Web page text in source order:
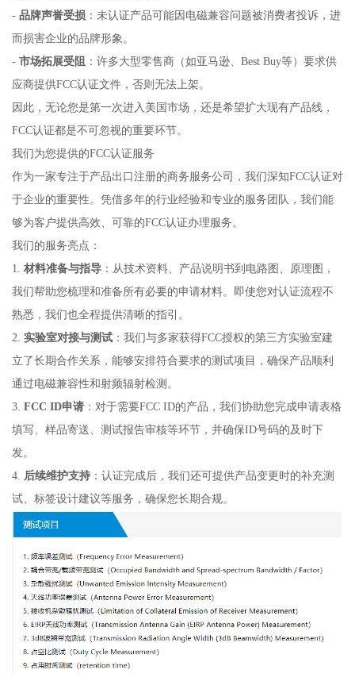
- 品牌声誉受损：未认证产品可能因电磁兼容问题被消费者投诉，进
而损害企业的品牌形象。
- 市场拓展受阻：许多大型零售商（如亚马逊、Best Buy等）要求供
应商提供FCC认证文件，否则无法上架。
因此，无论您是第一次进入美国市场，还是希望扩大现有产品线，
FCC认证都是不可忽视的重要环节。
我们为您提供的FCC认证服务
作为一家专注于产品出口注册的商务服务公司，我们深知FCC认证对
于企业的重要性。凭借多年的行业经验和专业的服务团队，我们能
够为客户提供高效、可靠的FCC认证办理服务。
我们的服务亮点：
1. 材料准备与指导：从技术资料、产品说明书到电路图、原理图，
我们帮助您梳理和准备所有必要的申请材料。即使您对认证流程不
熟悉，我们也全程提供清晰的指引。
2. 实验室对接与测试：我们与多家获得FCC授权的第三方实验室建
立了长期合作关系，能够安排符合要求的测试项目，确保产品顺利
通过电磁兼容性和射频辐射检测。
3. FCC ID申请：对于需要FCC ID的产品，我们协助您完成申请表格
填写、样品寄送、测试报告审核等环节，并确保ID号码的及时下
发。
4. 后续维护支持：认证完成后，我们还可提供产品变更时的补充测
试、标签设计建议等服务，确保您长期合规。